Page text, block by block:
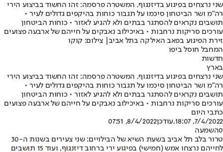
שני נרצחים בפיגוע בדיזנגוף, המשטרה פרסמה: זהו החשוד בביצוע הירי
רה"מ ושר הביטחון סיכמו על תגבור כוחות בהיקפים גדולים לעיר •
תושבים נקראים להסתגר בבתים ולא להגיע לאזור • כוחות הביטחון
עורכים סריקות נרחבות • באיכילוב נאבקים על חייהם של ארבעה פצועים
זירת הפיגוע בפאב האילקה בתל אביב| צילום: קוקו
המחבל חוסל ביפו
חדשות
בארץ
שני נרצחים בפיגוע בדיזנגוף, המשטרה פרסמה: זהו החשוד בביצוע הירי
רה"מ ושר הביטחון סיכמו על תגבור כוחות בהיקפים גדולים לעיר •
תושבים נקראים להסתגר בבתים ולא להגיע לאזור • כוחות הביטחון
עורכים סריקות נרחבות • באיכילוב נאבקים על חייהם של ארבעה פצועים
כתבי היום
7/4/2022, 18:07
,עודכן8/4/2022, 07:51
0השמעה
טרור בלב תל אביב בשעת השיא של הבילויים: שני צעירים בשנות ה-30
לחייהם נרצחו אמש (חמישי) בפיגוע ירי ברחוב דיזנגוף, ועוד 15 תושבים